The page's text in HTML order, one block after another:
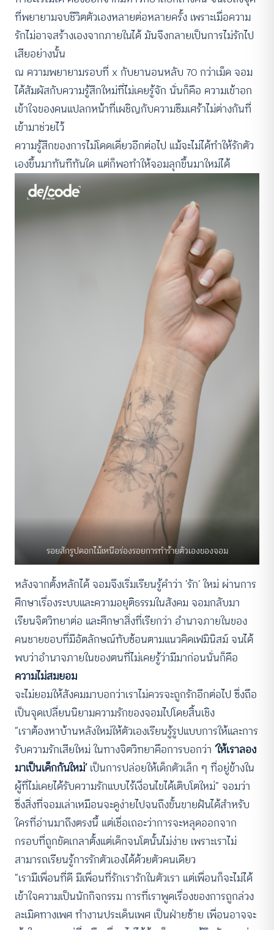
ที่พยายามจบชีวิตตัวเองหลายต่อหลายครั้ง เพราะเมื่อความ
รักไม่อาจสร้างเองจากภายในได้ มันจึงกลายเป็นการไม่รักไป
เสียอย่างนั้น
ณ ความพยายามรอบที่ x กับยานอนหลับ 70 กว่าเม็ด จอม
ได้สัมผัสกับความรู้สึกใหม่ที่ไม่เคยรู้จัก นั่นก็คือ ความเข้าอก
เข้าใจของคนแปลกหน้าที่เผชิญกับความซึมเศร้าไม่ต่างกันที่
เข้ามาช่วยไว้
ความรู้สึกของการไม่โดดเดี่ยวอีกต่อไป แม้จะไม่ได้ทำให้รักตัว
เองขึ้นมาทันทีทันใด แต่ก็พอทำให้จอมลุกขึ้นมาใหม่ได้
รอยสักรูปดอกไม้เหนือร่องรอยการทำร้ายตัวเองของจอม
หลังจากตั้งหลักได้ จอมจึงเริ่มเรียนรู้คำว่า ‘รัก’ ใหม่ ผ่านการ
ศึกษาเรื่องระบบและความอยุติธรรมในสังคม จอมกลับมา
เรียนจิตวิทยาต่อ และศึกษาสิ่งที่เรียกว่า อำนาจภายในของ
คนชายขอบที่มีอัตลักษณ์ทับซ้อนตามแนวคิดเฟมินิสม์ จนได้
พบว่าอำนาจภายในของตนที่ไม่เคยรู้ว่ามีมาก่อนนั่นก็คือ
ความไม่สมยอม
จะไม่ยอมให้สังคมมาบอกว่าเราไม่ควรจะถูกรักอีกต่อไป ซึ่งถือ
เป็นจุดเปลี่ยนนิยามความรักของจอมไปโดยสิ้นเชิง
“เราต้องหาบ้านหลังใหม่ให้ตัวเองเรียนรู้รูปแบบการให้และการ
รับความรักเสียใหม่ ในทางจิตวิทยาคือการบอกว่า ‘ให้เราลอง
มาเป็นเด็กกันใหม่’เป็นการปล่อยให้เด็กตัวเล็ก ๆ ที่อยู่ข้างใน
ผู้ที่ไม่เคยได้รับความรักแบบไร้เงื่อนไขได้เติบโตใหม่” จอมว่า
ซึ่งสิ่งที่จอมเล่าเหมือนจะดูง่ายไปจนถึงขั้นขายฝันได้สำหรับ
ใครที่อ่านมาถึงตรงนี้ แต่เชื่อเถอะว่าการจะหลุดออกจาก
กรอบที่ถูกขัดเกลาตั้งแต่เด็กจนโตนั้นไม่ง่าย เพราะเราไม่
สามารถเรียนรู้การรักตัวเองได้ด้วยตัวคนเดียว
“เรามีเพื่อนที่ดี มีเพื่อนที่รักเรารักในตัวเรา แต่เพื่อนก็จะไม่ได้
เข้าใจความเป็นนักกิจกรรม การที่เราพูดเรื่องของการถูกล่วง
ละเมิดทางเพศ ทำงานประเด็นเพศ เป็นฝ่ายซ้าย เพื่อนอาจจะ